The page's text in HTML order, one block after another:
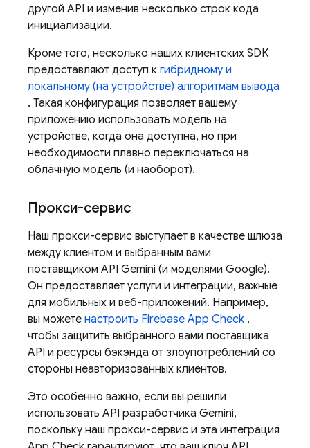
другой API и изменив несколько строк кода
инициализации.
Кроме того, несколько наших клиентских SDK
предоставляют доступ к гибридному и
локальному (на устройстве) алгоритмам вывода
. Такая конфигурация позволяет вашему
приложению использовать модель на
устройстве, когда она доступна, но при
необходимости плавно переключаться на
облачную модель (и наоборот).
Прокси-сервис
Наш прокси-сервис выступает в качестве шлюза
между клиентом и выбранным вами
поставщиком API Gemini (и моделями Google).
Он предоставляет услуги и интеграции, важные
для мобильных и веб-приложений. Например,
вы можете настроить Firebase App Check ,
чтобы защитить выбранного вами поставщика
API и ресурсы бэкэнда от злоупотреблений со
стороны неавторизованных клиентов.
Это особенно важно, если вы решили
использовать API разработчика Gemini,
поскольку наш прокси-сервис и эта интеграция